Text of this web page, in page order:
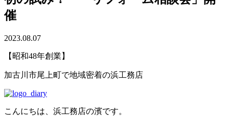
催
2023.08.07
【昭和48年創業】
加古川市尾上町で地域密着の浜工務店
こんにちは、浜工務店の濱です。